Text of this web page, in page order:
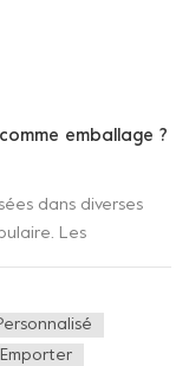
emballage ?
dans diverses
Les
plié,
de formes et de
types de